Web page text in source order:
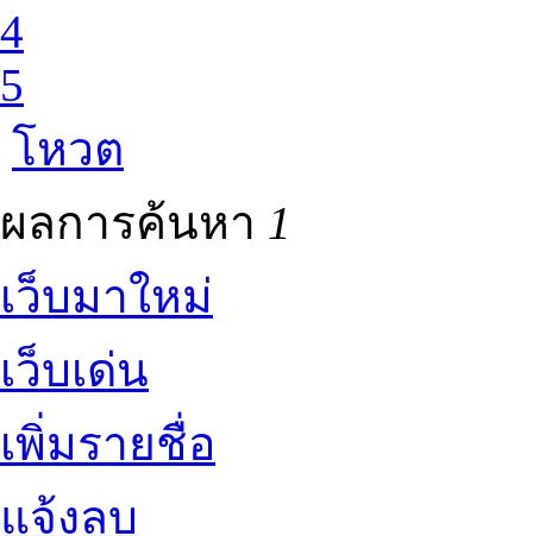
4
5
โหวต
ผลการค้นหา 1
เว็บมาใหม่
เว็บเด่น
เพิ่มรายชื่อ
แจ้งลบ